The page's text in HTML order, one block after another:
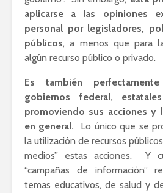
aplicarse a las opiniones
personal por legisladores,
públicos, a menos que para
algún recurso público o privado.
Es también
gobiernos federal,
promoviendo sus acciones y
en general.
Lo único que se
la utilización de recursos
medios” estas acciones.
Y
“campañas de información”
temas educativos, de salud y